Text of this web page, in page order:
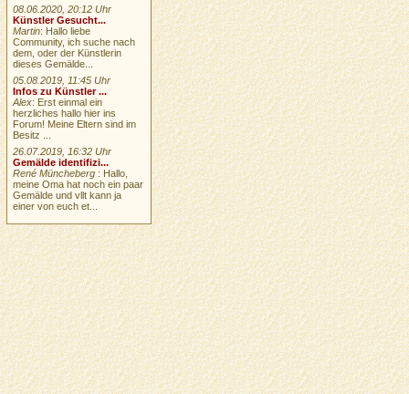
08.06.2020, 20:12 Uhr
Künstler Gesucht...
Martin: Hallo liebe
Community, ich suche nach
dem, oder der Künstlerin
dieses Gemälde...
05.08.2019, 11:45 Uhr
Infos zu Künstler ...
Alex: Erst einmal ein
herzliches hallo hier ins
Forum! Meine Eltern sind im
Besitz ...
26.07.2019, 16:32 Uhr
Gemälde identifizi...
René Müncheberg : Hallo,
meine Oma hat noch ein paar
Gemälde und vllt kann ja
einer von euch et...